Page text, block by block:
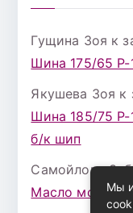
Гущина Зоя к
Шина 175/65 Р-
Якушева Зоя к
Шина 185/75 Р-
б/к шип
Самойлова
Масло
Мы